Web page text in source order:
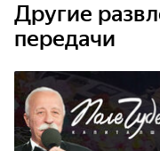
Другие
передачи